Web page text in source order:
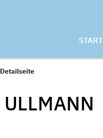
START
ULLMANN